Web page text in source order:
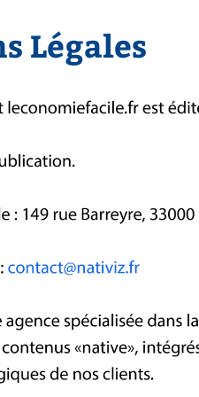
Légales